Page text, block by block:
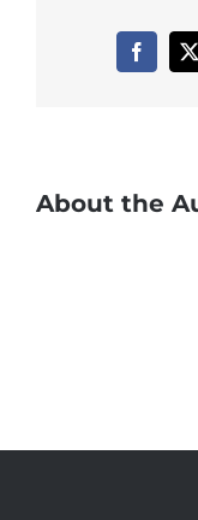
X
About the